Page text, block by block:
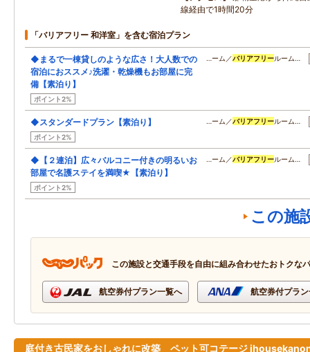
線経由で1時間20分
「バリアフリー 和洋室」を含む宿泊プラン
◆まるで一棟貸しのような広さ！大人数での
宿泊におススメ♪洗濯・乾燥機もお部屋に完
備【素泊り】
ポイント2%
…ーム／バリアフリールーム…
◆スタンダードプラン【素泊り】
ポイント2%
…ーム／バリアフリールーム…
◆【２連泊】広々バルコニー付きの明るいお
部屋で名護ステイを満喫★【素泊り】
ポイント2%
…ーム／バリアフリールーム…
この施
この施設と交通手段を自由に組み合わせたおトクな
航空券付プラン一覧へ 航空券付プラ
庭付き古民家をおしゃれに改築 ペット可コテージ